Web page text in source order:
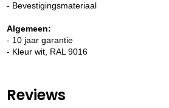
- Bevestigingsmateriaal
Algemeen:
- 10 jaar garantie
- Kleur wit, RAL 9016
Reviews